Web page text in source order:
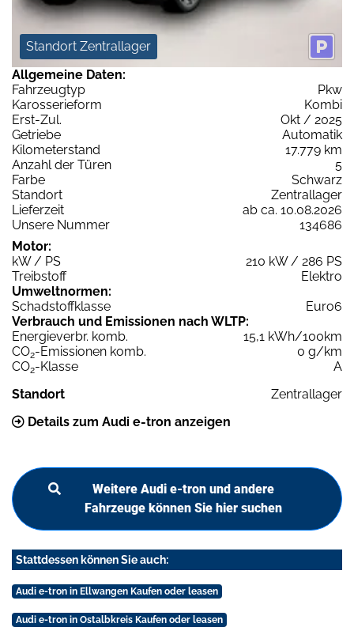
Standort Zentrallager
Allgemeine Daten:
Fahrzeugtyp
Pkw
Karosserieform
Kombi
Erst-Zul.
Okt / 2025
Getriebe
Automatik
Kilometerstand
17.779 km
Anzahl der Türen
5
Farbe
Schwarz
Standort
Zentrallager
Lieferzeit
ab ca. 10.08.2026
Unsere Nummer
134686
Motor:
kW / PS
210 kW / 286 PS
Treibstoff
Elektro
Umweltnormen:
Schadstoffklasse
Euro6
Verbrauch und Emissionen nach WLTP:
Energieverbr. komb.
15,1 kWh/100km
CO2-Emissionen komb.
0 g/km
CO2-Klasse
A
Standort
Zentrallager
Details zum Audi e-tron anzeigen
Weitere Audi e-tron und andere
Fahrzeuge können Sie hier suchen
Stattdessen können Sie auch:
Audi e-tron in Ellwangen Kaufen oder leasen
Audi e-tron in Ostalbkreis Kaufen oder leasen